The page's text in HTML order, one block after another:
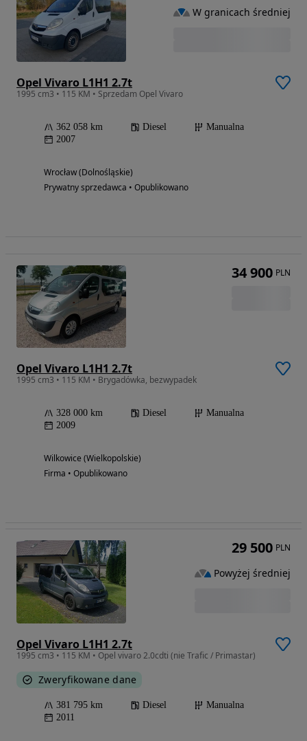
Opel Vivaro L1H1 2.7t
1995 cm3 • 115 KM • Sprzedam Opel Vivaro
362 058 km Diesel
Manualna
2007
Wrocław (Dolnośląskie)
Prywatny sprzedawca • Opublikowano
W granicach średniej
Opel Vivaro L1H1 2.7t
1995 cm3 • 115 KM • Brygadówka, bezwypadek
328 000 km Diesel
Manualna
2009
Wilkowice (Wielkopolskie)
Firma • Opublikowano
34 900 PLN
Opel Vivaro L1H1 2.7t
1995 cm3 • 115 KM • Opel vivaro 2.0cdti (nie Trafic / Primastar)
Zweryfikowane dane
381 795 km Diesel
Manualna
2011
29 500 PLN
Powyżej średniej